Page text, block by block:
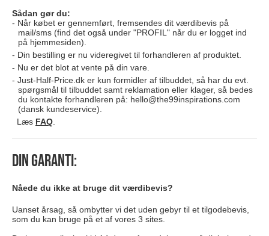
Sådan gør du:
Når købet er gennemført, fremsendes dit værdibevis på
mail/sms (find det også under "PROFIL" når du er logget ind
på hjemmesiden).
Din bestilling er nu videregivet til forhandleren af produktet.
Nu er det blot at vente på din vare.
Just-Half-Price.dk er kun formidler af tilbuddet, så har du evt.
spørgsmål til tilbuddet samt reklamation eller klager, så bedes
du kontakte forhandleren på: hello@the99inspirations.com
(dansk kundeservice).
Læs FAQ.
Din garanti:
Nåede du ikke at bruge dit værdibevis?
Uanset årsag, så ombytter vi det uden gebyr til et tilgodebevis,
som du kan bruge på et af vores 3 sites.